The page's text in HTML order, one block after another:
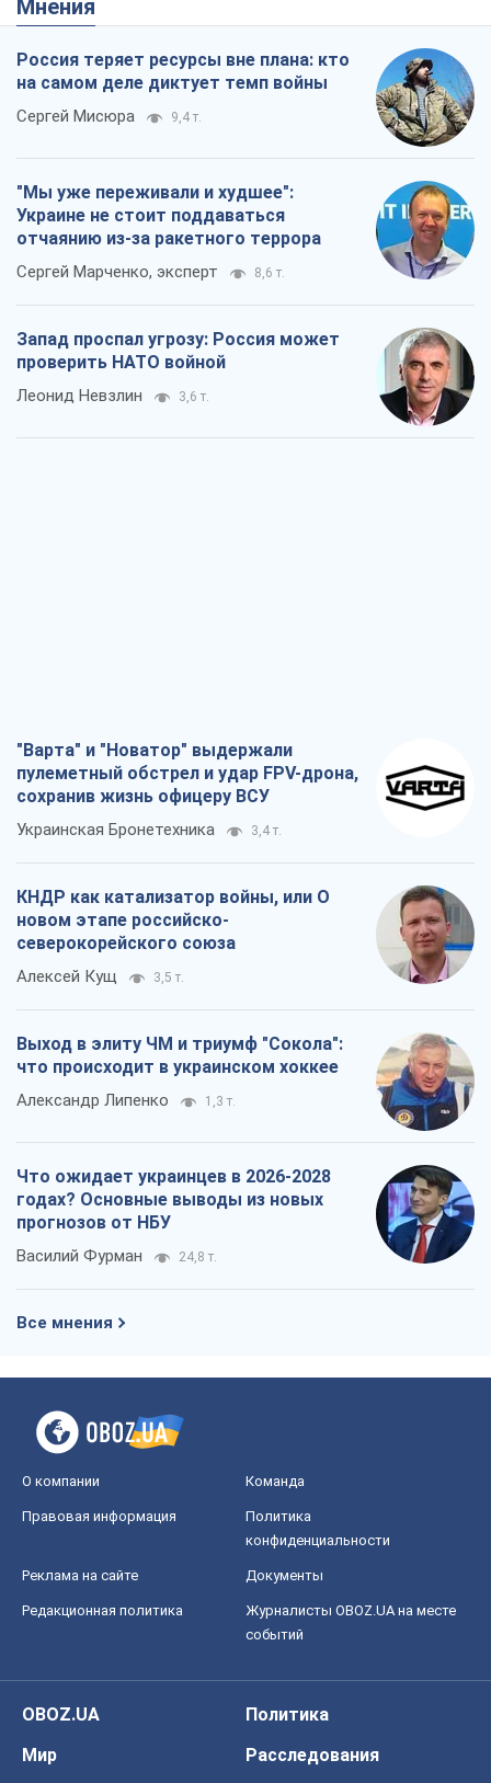
Мнения
Россия теряет ресурсы вне плана: кто
на самом деле диктует темп войны
Сергей Мисюра 9,4 т.
"Мы уже переживали и худшее":
Украине не стоит поддаваться
отчаянию из-за ракетного террора
Сергей Марченко, эксперт 8,6 т.
Запад проспал угрозу: Россия может
проверить НАТО войной
Леонид Невзлин 3,6 т.
"Варта" и "Новатор" выдержали
пулеметный обстрел и удар FPV-дрона,
сохранив жизнь офицеру ВСУ
Украинская Бронетехника 3,4 т.
КНДР как катализатор войны, или О
новом этапе российско-
северокорейского союза
Алексей Кущ 3,5 т.
Выход в элиту ЧМ и триумф "Сокола":
что происходит в украинском хоккее
Александр Липенко 1,3 т.
Что ожидает украинцев в 2026-2028
годах? Основные выводы из новых
прогнозов от НБУ
Василий Фурман 24,8 т.
Все мнения
О компании Команда
Правовая информация
Политика
конфиденциальности
Реклама на сайте Документы
Редакционная политика
Журналисты OBOZ.UA на месте
событий
OBOZ.UA
Политика
Мир
Расследования